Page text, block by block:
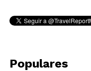
Populares